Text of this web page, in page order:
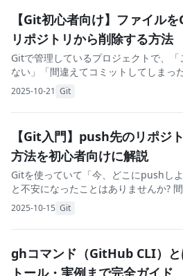
【Git初心者向け】ファイル
リポジトリから削除する方法
Gitで管理しているプロジェクトで、「
ない」「間違えてコミットしてしまっ
んか? この記事では、ファイルをGitの
2025-10-21 Git
【Git入門】push先のリポジ
方法を初心者向けに解説
Gitを使っていて「今、どこにpushし
と不安になったことはありませんか?
してしまうと、情報漏洩や予期せぬト
2025-10-15 Git
ghコマンド（GitHub CLI）
トール・実例まで完全ガイド